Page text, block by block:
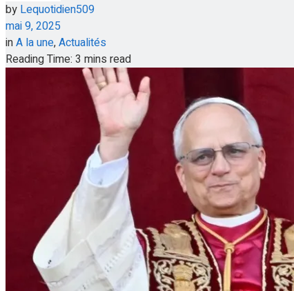
by Lequotidien509
mai 9, 2025
inA la une,Actualités
Reading Time: 3 mins read